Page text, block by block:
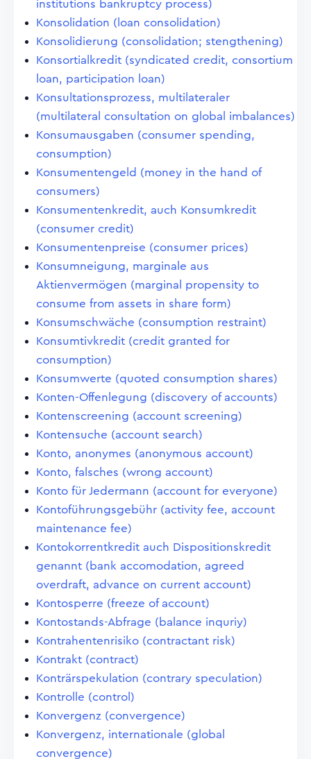
institutions bankruptcy process)
Konsolidation (loan consolidation)
Konsolidierung (consolidation; stengthening)
Konsortialkredit (syndicated credit, consortium
loan, participation loan)
Konsultationsprozess, multilateraler
(multilateral consultation on global imbalances)
Konsumausgaben (consumer spending,
consumption)
Konsumentengeld (money in the hand of
consumers)
Konsumentenkredit, auch Konsumkredit
(consumer credit)
Konsumentenpreise (consumer prices)
Konsumneigung, marginale aus
Aktienvermögen (marginal propensity to
consume from assets in share form)
Konsumschwäche (consumption restraint)
Konsumtivkredit (credit granted for
consumption)
Konsumwerte (quoted consumption shares)
Konten-Offenlegung (discovery of accounts)
Kontenscreening (account screening)
Kontensuche (account search)
Konto, anonymes (anonymous account)
Konto, falsches (wrong account)
Konto für Jedermann (account for everyone)
Kontoführungsgebühr (activity fee, account
maintenance fee)
Kontokorrentkredit auch Dispositionskredit
genannt (bank accomodation, agreed
overdraft, advance on current account)
Kontosperre (freeze of account)
Kontostands-Abfrage (balance inquriy)
Kontrahentenrisiko (contractant risk)
Kontrakt (contract)
Konträrspekulation (contrary speculation)
Kontrolle (control)
Konvergenz (convergence)
Konvergenz, internationale (global
convergence)